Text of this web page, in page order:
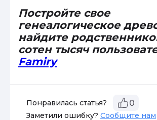
Постройте свое
генеалогическое
найдите
сотен тысяч
Famiry
Понравилась статья? 0
Заметили ошибку? Сообщите нам